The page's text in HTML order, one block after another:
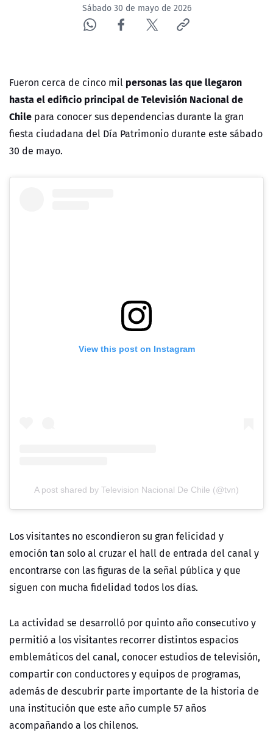
Sábado 30 de mayo de 2026
Fueron cerca de cinco mil personas las que llegaron
hasta el edificio principal de Televisión Nacional de
Chile para conocer sus dependencias durante la gran
fiesta ciudadana del Día Patrimonio durante este sábado
30 de mayo.
View this post on Instagram
A post shared by Television Nacional De Chile (@tvn)
Los visitantes no escondieron su gran felicidad y
emoción tan solo al cruzar el hall de entrada del canal y
encontrarse con las figuras de la señal pública y que
siguen con mucha fidelidad todos los días.
La actividad se desarrolló por quinto año consecutivo y
permitió a los visitantes recorrer distintos espacios
emblemáticos del canal, conocer estudios de televisión,
compartir con conductores y equipos de programas,
además de descubrir parte importante de la historia de
una institución que este año cumple 57 años
acompañando a los chilenos.